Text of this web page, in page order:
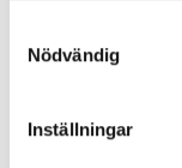
använda
din integritet,
oklassificerade)
Nödvändig
Inställningar